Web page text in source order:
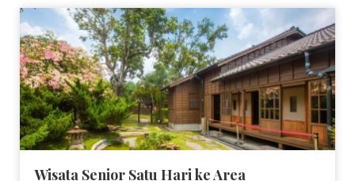
Wisata Senior Satu Hari ke Area